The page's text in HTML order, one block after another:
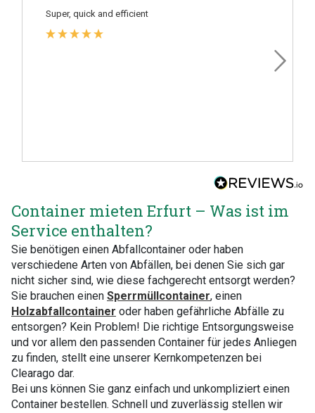
Super, quick and efficient
Container mieten Erfurt – Was ist im
Service enthalten?
Sie benötigen einen Abfallcontainer oder haben
verschiedene Arten von Abfällen, bei denen Sie sich gar
nicht sicher sind, wie diese fachgerecht entsorgt werden?
Sie brauchen einen Sperrmüllcontainer, einen
Holzabfallcontainer oder haben gefährliche Abfälle zu
entsorgen? Kein Problem! Die richtige Entsorgungsweise
und vor allem den passenden Container für jedes Anliegen
zu finden, stellt eine unserer Kernkompetenzen bei
Clearago dar.
Bei uns können Sie ganz einfach und unkompliziert einen
Container bestellen. Schnell und zuverlässig stellen wir